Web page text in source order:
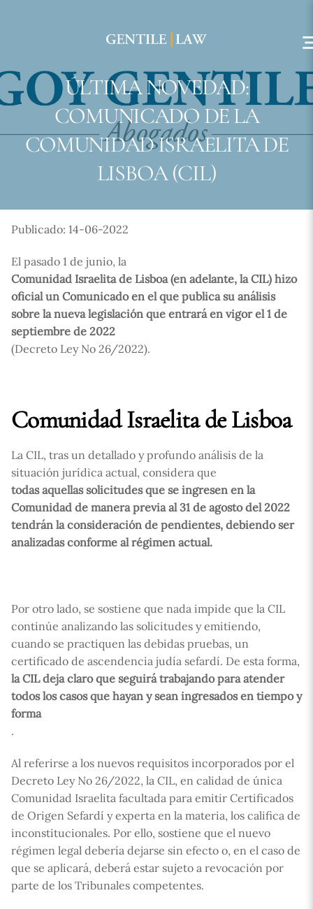
ÚLTIMA NOVEDAD:
COMUNICADO DE LA
COMUNIDAD ISRAELITA DE
LISBOA (CIL)
Publicado: 14-06-2022
El pasado 1 de junio, la
Comunidad Israelita de Lisboa (en adelante, la CIL) hizo
oficial un Comunicado en el que publica su análisis
sobre la nueva legislación que entrará en vigor el 1 de
septiembre de 2022
(Decreto Ley No 26/2022).
Comunidad Israelita de Lisboa
La CIL, tras un detallado y profundo análisis de la
situación jurídica actual, considera que
todas aquellas solicitudes que se ingresen en la
Comunidad de manera previa al 31 de agosto del 2022
tendrán la consideración de pendientes, debiendo ser
analizadas conforme al régimen actual.
Por otro lado, se sostiene que nada impide que la CIL
continúe analizando las solicitudes y emitiendo,
cuando se practiquen las debidas pruebas, un
certificado de ascendencia judía sefardí. De esta forma,
la CIL deja claro que seguirá trabajando para atender
todos los casos que hayan y sean ingresados en tiempo y
forma
.
Al referirse a los nuevos requisitos incorporados por el
Decreto Ley No 26/2022, la CIL, en calidad de única
Comunidad Israelita facultada para emitir Certificados
de Origen Sefardí y experta en la materia, los califica de
inconstitucionales. Por ello, sostiene que el nuevo
régimen legal debería dejarse sin efecto o, en el caso de
que se aplicará, deberá estar sujeto a revocación por
parte de los Tribunales competentes.